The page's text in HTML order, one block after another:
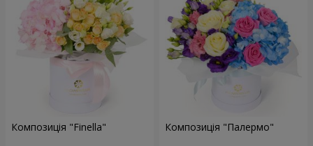
Композиція "Finella" Композиція "Палермо"